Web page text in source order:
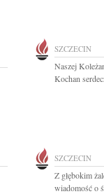
SZCZECIN
Naszej
Kochan
SZCZECIN
Z głębokim
wiadomość o